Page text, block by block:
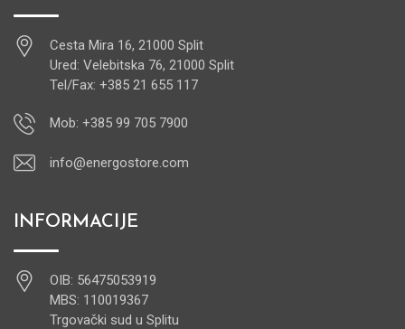
Cesta Mira 16, 21000 Split
Ured: Velebitska 76, 21000 Split
Tel/Fax: +385 21 655 117
Mob: +385 99 705 7900
info@energostore.com
INFORMACIJE
OIB: 56475053919
MBS: 110019367
Trgovački sud u Splitu